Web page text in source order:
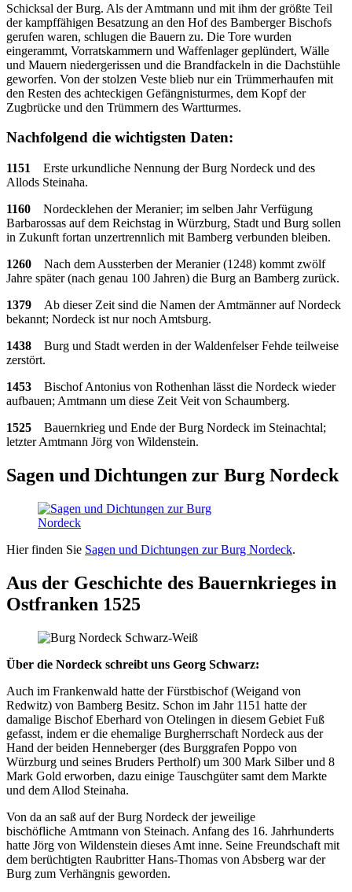
Schicksal der Burg. Als der Amtmann und mit ihm der größte Teil
der kampffähigen Besatzung an den Hof des Bamberger Bischofs
gerufen waren, schlugen die Bauern zu. Die Tore wurden
eingerammt, Vorratskammern und Waffenlager geplündert, Wälle
und Mauern niedergerissen und die Brandfackeln in die Dachstühle
geworfen. Von der stolzen Veste blieb nur ein Trümmerhaufen mit
den Resten des achteckigen Gefängnisturmes, dem Kopf der
Zugbrücke und den Trümmern des Wartturmes.
Nachfolgend die wichtigsten Daten:
1151 Erste urkundliche Nennung der Burg Nordeck und des
Allods Steinaha.
1160 Nordecklehen der Meranier; im selben Jahr Verfügung
Barbarossas auf dem Reichstag in Würzburg, Stadt und Burg sollen
in Zukunft fortan unzertrennlich mit Bamberg verbunden bleiben.
1260 Nach dem Aussterben der Meranier (1248) kommt zwölf
Jahre später (nach genau 100 Jahren) die Burg an Bamberg zurück.
1379 Ab dieser Zeit sind die Namen der Amtmänner auf Nordeck
bekannt; Nordeck ist nur noch Amtsburg.
1438 Burg und Stadt werden in der Waldenfelser Fehde teilweise
zerstört.
1453 Bischof Antonius von Rothenhan lässt die Nordeck wieder
aufbauen; Amtmann um diese Zeit Veit von Schaumberg.
1525 Bauernkrieg und Ende der Burg Nordeck im Steinachtal;
letzter Amtmann Jörg von Wildenstein.
Sagen und Dichtungen zur Burg Nordeck
Hier finden Sie Sagen und Dichtungen zur Burg Nordeck.
Aus der Geschichte des Bauernkrieges in
Ostfranken 1525
Über die Nordeck schreibt uns Georg Schwarz:
Auch im Frankenwald hatte der Fürstbischof (Weigand von
Redwitz) von Bamberg Besitz. Schon im Jahr 1151 hatte der
damalige Bischof Eberhard von Otelingen in diesem Gebiet Fuß
gefasst, indem er die ehemalige Burgherrschaft Nordeck aus der
Hand der beiden Henneberger (des Burggrafen Poppo von
Würzburg und seines Bruders Pertholf) um 300 Mark Silber und 8
Mark Gold erworben, dazu einige Tauschgüter samt dem Markte
und dem Allod Steinaha.
Von da an saß auf der Burg Nordeck der jeweilige
bischöfliche Amtmann von Steinach. Anfang des 16. Jahrhunderts
hatte Jörg von Wildenstein dieses Amt inne. Seine Freundschaft mit
dem berüchtigten Raubritter Hans-Thomas von Absberg war der
Burg zum Verhängnis geworden.